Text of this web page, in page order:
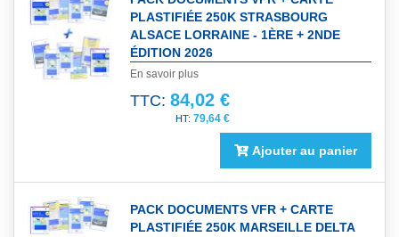
PLASTIFIÉE 250K STRASBOURG
ALSACE LORRAINE - 1ÈRE + 2NDE
ÉDITION 2026
En savoir plus
TTC: 84,02 €
79,64 €
Ajouter au panier
PACK DOCUMENTS VFR + CARTE
PLASTIFIÉE 250K MARSEILLE DELTA